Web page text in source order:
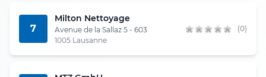
7
Milton Nettoyage
Avenue de la Sallaz 5 - 603
1005 Lausanne
(0)